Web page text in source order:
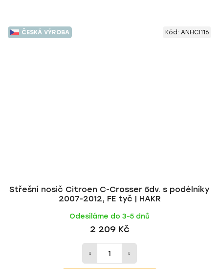
ČESKÁ VÝROBA
Střešní nosič Citroen C-Crosser 5dv. s podélníky
2007-2012, FE tyč | HAKR
Odesíláme do 3-5 dnů
2 209 Kč
Kód: ANHCI116